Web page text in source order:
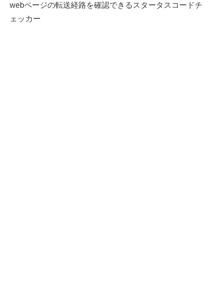
webページの転送経路を確認できるスタータスコードチ
ェッカー